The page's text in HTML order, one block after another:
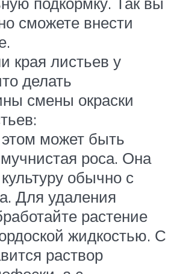
сможете внести
края листьев у
делать
смены окраски
может быть
роса. Она
обычно с
Для удаления
растение
жидкостью. С
раствор